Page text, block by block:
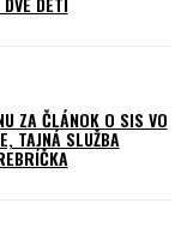
ZA ČLÁNOK O SIS VO
TAJNÁ SLUŽBA